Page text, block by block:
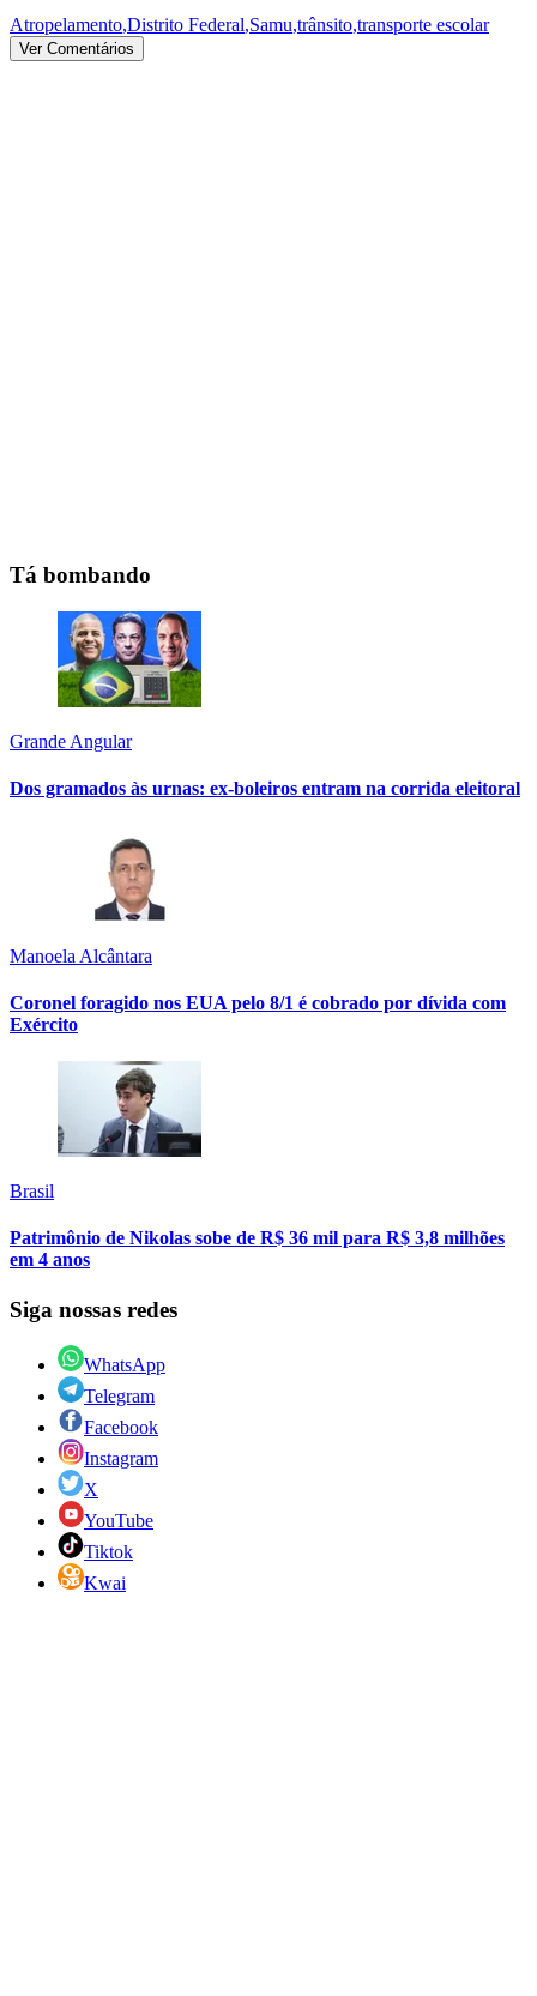
Atropelamento,Distrito Federal,Samu,trânsito,transporte escolar
Ver Comentários
Tá bombando
Grande Angular
Dos gramados às urnas: ex-boleiros entram na corrida eleitoral
Manoela Alcântara
Coronel foragido nos EUA pelo 8/1 é cobrado por dívida com
Exército
Brasil
Patrimônio de Nikolas sobe de R$ 36 mil para R$ 3,8 milhões
em 4 anos
Siga nossas redes
WhatsApp
Telegram
Facebook
Instagram
X
YouTube
Tiktok
Kwai